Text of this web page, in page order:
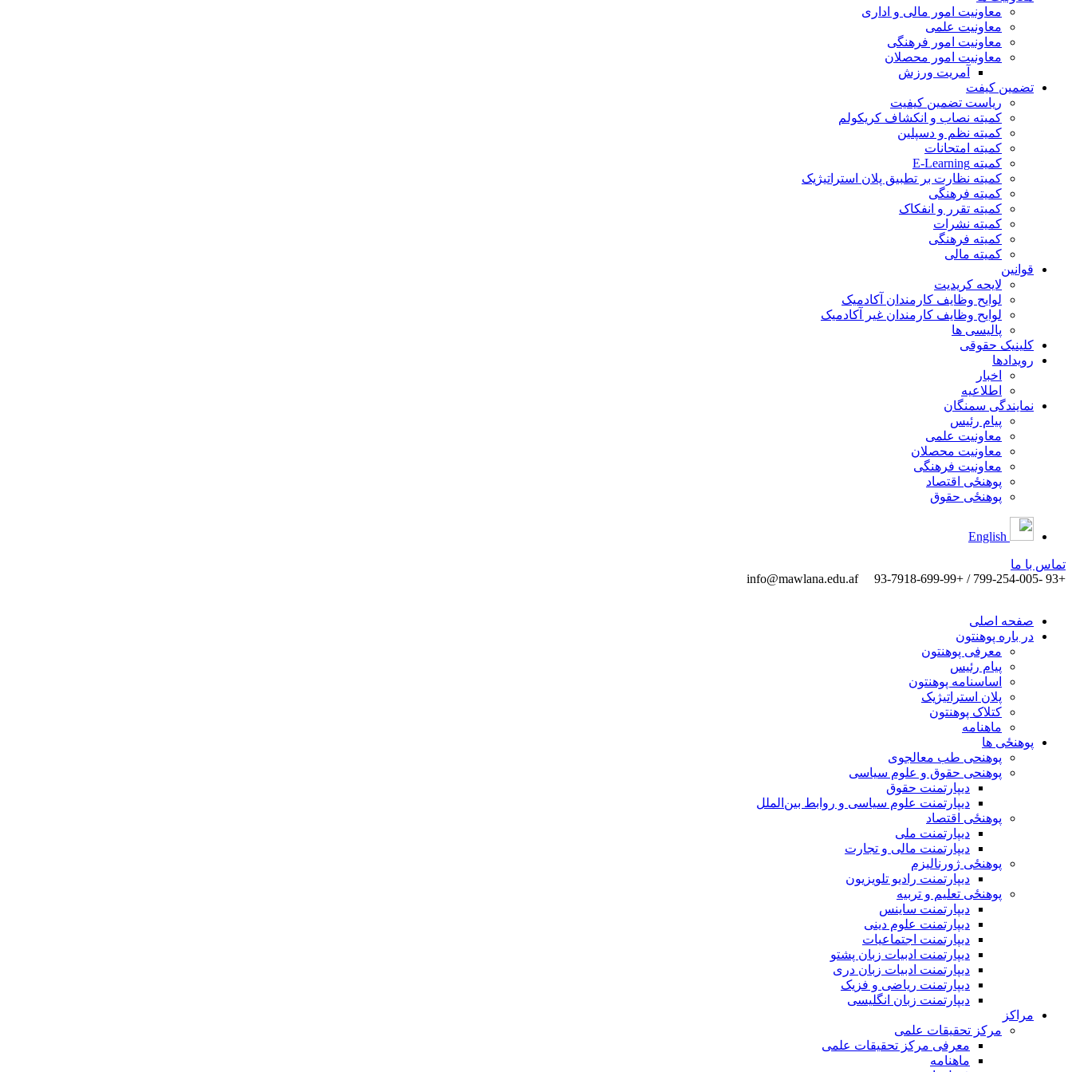
معاونیت امور مالی و اداری
معاونیت علمی
معاونیت امور فرهنگی
معاونیت امور محصلان
آمریت ورزش
تضمین کیفت
ریاست تضمین کیفیت
کمیته نصاب و انکشاف کریکولم
کمیته نظم و دسپلین
کمیته امتحانات
کمیته E-Learning
کمیته نظارت بر تطبیق پلان استراتیژیک
کمیته فرهنگی
کمیته تقرر و انفکاک
کمیته نشرات
کمیته فرهنگی
کمیته مالی
قوانین
لایحه کریدیت
لوایح وظایف کارمندان آکادمیک
لوایح وظایف کارمندان غیر آکادمیک
پالیسی ها
کلینیک حقوقی
رویدادها
اخبار
اطلاعیه
نمایندگی سمنگان
پیام رئیس
معاونیت علمی
معاونیت محصلان
معاونیت فرهنگی
پوهنځی اقتصاد
پوهنځی حقوق
تماس ‌با ‌ما
+93 -799-254-005 / +93-7918-699-99
info@mawlana.edu.af
صفحه اصلی
در باره پوهنتون
معرفی پوهنتون
پیام رئیس
اساسنامه پوهنتون
پلان استراتیژیک
کتلاک پوهنتون
ماهنامه
پوهنځی ها
پوهنحی طب معالجوی
پوهنحی حقوق و علوم سیاسی
دیپارتمنت حقوق
دیپارتمنت علوم سیاسی و روابط بین‌الملل
پوهنځی اقتصاد
دیپارتمنت ملی
دیپارتمنت مالی و تجارت
پوهنځی ژورنالیزم
دیپارتمنت رادیو تلویزیون
پوهنځی تعلیم و تربیه
دیپارتمنت ساینس
دیپارتمنت علوم دینی
دیپارتمنت اجتماعیات
دیپارتمنت ادبیات زبان پشتو
دیپارتمنت ادبیات زبان دری
دیپارتمنت ریاضی و فزیک
دیپارتمنت زبان انگلیسی
مراکز
مرکز تحقیقات علمی
معرفی مرکز تحقیقات علمی
ماهنامه